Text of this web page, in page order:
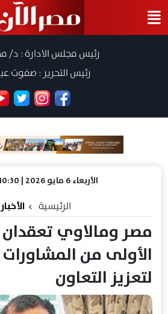
رئيس مجلس الادارة : د/
رئيس التحرير : صفوت
الأربعاء 6 مايو 2026 | 10:30 م
الرئيسية الأخبار
مصر ومالاوي تعقدان
الأولى من
لتعزيز التعاون